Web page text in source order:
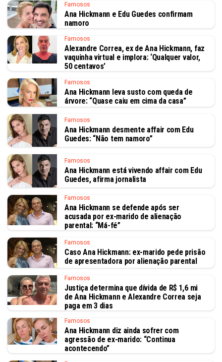
Famosos
Ana Hickmann e Edu Guedes confirmam
namoro
Famosos
Alexandre Correa, ex de Ana Hickmann, faz
vaquinha virtual e implora: ‘Qualquer valor,
50 centavos’
Famosos
Ana Hickmann leva susto com queda de
árvore: “Quase caiu em cima da casa”
Famosos
Ana Hickmann desmente affair com Edu
Guedes: “Não tem namoro”
Famosos
Ana Hickmann está vivendo affair com Edu
Guedes, afirma jornalista
Famosos
Ana Hickmann se defende após ser
acusada por ex-marido de alienação
parental: “Má-fé”
Famosos
Caso Ana Hickmann: ex-marido pede prisão
de apresentadora por alienação parental
Famosos
Justiça determina que dívida de R$ 1,6 mi
de Ana Hickmann e Alexandre Correa seja
paga em 3 dias
Famosos
Ana Hickmann diz ainda sofrer com
agressão de ex-marido: “Continua
acontecendo”